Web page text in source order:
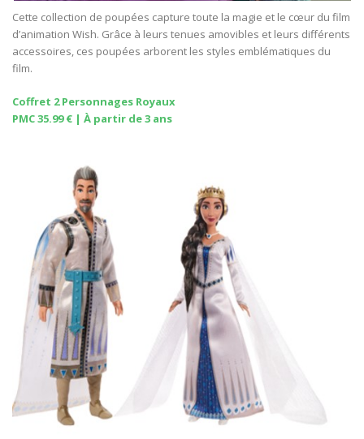
Cette collection de poupées capture toute la magie et le cœur du film
d’animation Wish. Grâce à leurs tenues amovibles et leurs différents
accessoires, ces poupées arborent les styles emblématiques du
film.
Coffret 2 Personnages Royaux
PMC 35.99 € | À partir de 3 ans